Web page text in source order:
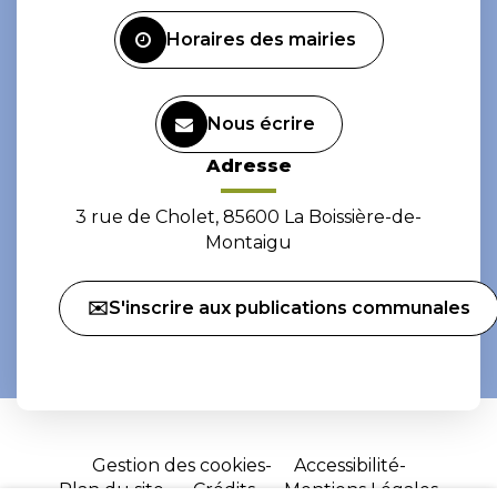
Horaires des mairies
Nous écrire
Adresse
3 rue de Cholet, 85600 La Boissière-de-
Montaigu
✉️S'inscrire aux publications communales
Gestion des cookies
Accessibilité
Plan du site
Crédits Mentions Légales